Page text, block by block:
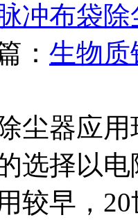
冲布袋
生物质
尘器应
选择以
较早，